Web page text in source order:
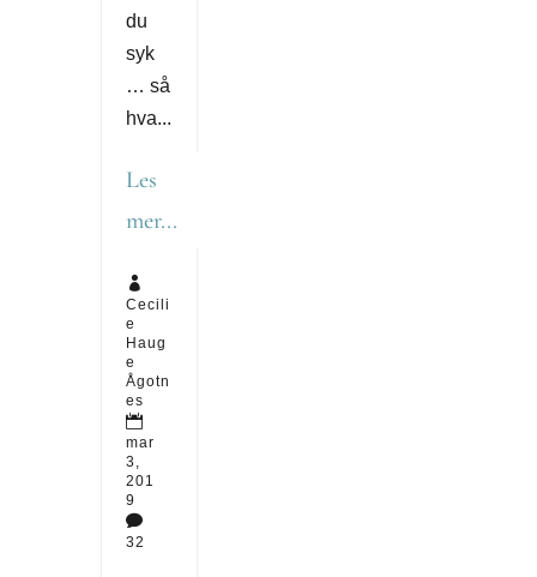
du
syk
… så
hva...
Les
mer...

Cecili
e
Haug
e
Ågotn
es

mar
3,
201
9

32